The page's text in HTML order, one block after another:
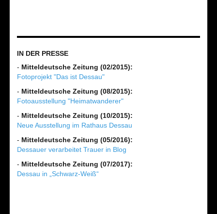
IN DER PRESSE
- Mitteldeutsche Zeitung (02/2015):
Fotoprojekt "Das ist Dessau"
- Mitteldeutsche Zeitung (08/2015):
Fotoausstellung "Heimatwanderer"
- Mitteldeutsche Zeitung (10/2015):
Neue Ausstellung im Rathaus Dessau
- Mitteldeutsche Zeitung (05/2016):
Dessauer verarbeitet Trauer in Blog
- Mitteldeutsche Zeitung (07/2017):
Dessau in „Schwarz-Weiß“